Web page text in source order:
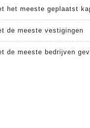
het meeste geplaatst
de meeste vestigingen
de meeste bedrijven